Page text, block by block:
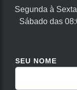
Segunda à
Sábado das
SEU NOME